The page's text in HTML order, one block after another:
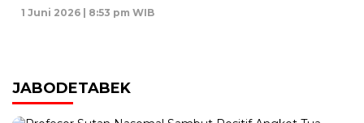
1 Juni 2026 | 8:53 pm WIB
JABODETABEK